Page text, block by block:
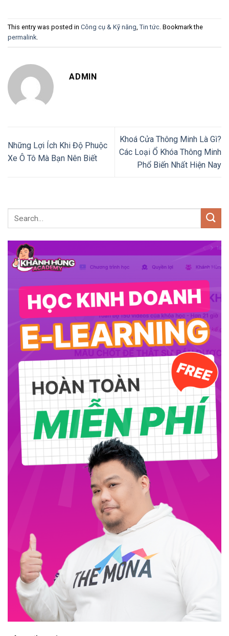
This entry was posted in Công cụ & Kỹ năng, Tin tức. Bookmark the
permalink.
ADMIN
Những Lợi Ích Khi Độ Phuộc
Xe Ô Tô Mà Bạn Nên Biết
Khoá Cửa Thông Minh Là Gì?
Các Loại Ổ Khóa Thông Minh
Phổ Biến Nhất Hiện Nay